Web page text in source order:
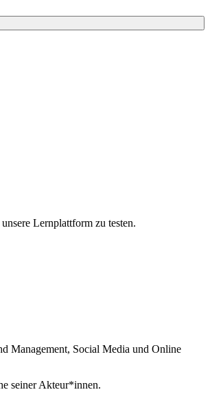
Lernplattform zu testen.
Management, Social Media und Online
seiner Akteur*innen.